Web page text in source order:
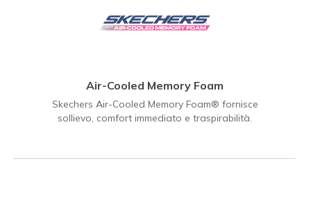
Air-Cooled Memory Foam
Skechers Air-Cooled Memory Foam® fornisce
sollievo, comfort immediato e traspirabilità.